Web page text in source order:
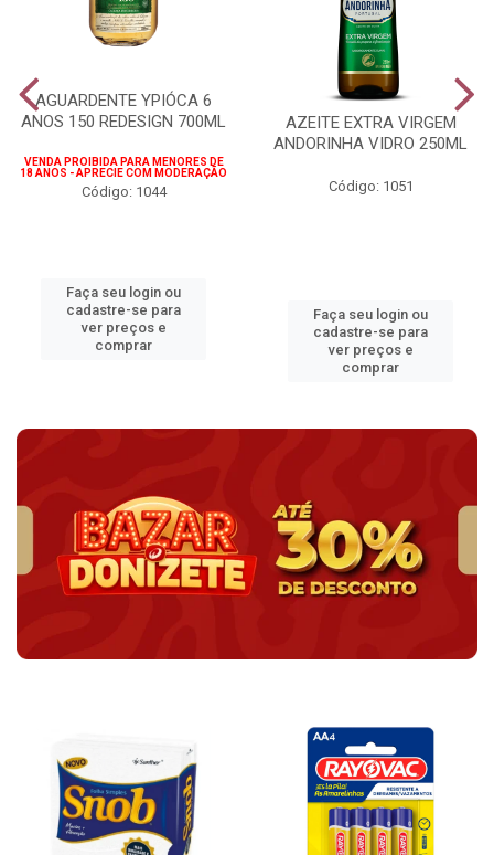
AGUARDENTE YPIÓCA 6
ANOS 150 REDESIGN 700ML
VENDA PROIBIDA PARA MENORES DE
18 ANOS - APRECIE COM MODERAÇÃO
Código: 1044
Faça seu login ou
cadastre-se para
ver preços e
comprar
AZEITE EXTRA VIRGEM
ANDORINHA VIDRO 250ML
Código: 1051
Faça seu login ou
cadastre-se para
ver preços e
comprar